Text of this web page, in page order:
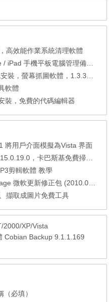
高效能作業系統清理軟體
手機平板電腦管理備份還原軟體
螢幕抓圖軟體，1.3.315 安裝版
軟體
裝，免費的代碼編輯器
將用戶介面模擬為Vista 界面
，卡巴斯基免費掃毒工具
剪輯軟體 教學
軟更新修正包 (2010.07月份)
擷取成圖片免費工具
2000/XP/Vista
Cobian Backup 9.1.1.169
（必填）